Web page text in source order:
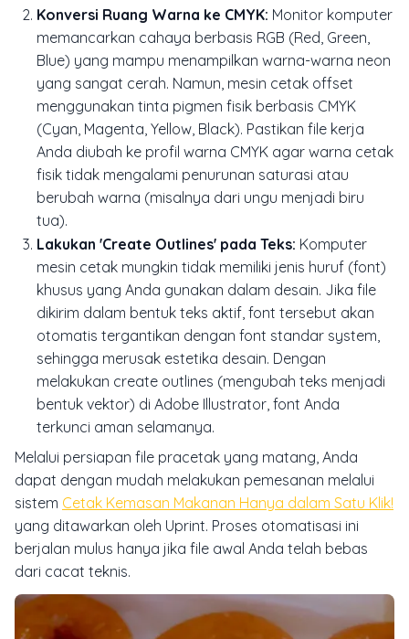
Konversi Ruang Warna ke CMYK: Monitor komputer
memancarkan cahaya berbasis RGB (Red, Green,
Blue) yang mampu menampilkan warna-warna neon
yang sangat cerah. Namun, mesin cetak offset
menggunakan tinta pigmen fisik berbasis CMYK
(Cyan, Magenta, Yellow, Black). Pastikan file kerja
Anda diubah ke profil warna CMYK agar warna cetak
fisik tidak mengalami penurunan saturasi atau
berubah warna (misalnya dari ungu menjadi biru
tua).
Lakukan 'Create Outlines' pada Teks: Komputer
mesin cetak mungkin tidak memiliki jenis huruf (font)
khusus yang Anda gunakan dalam desain. Jika file
dikirim dalam bentuk teks aktif, font tersebut akan
otomatis tergantikan dengan font standar system,
sehingga merusak estetika desain. Dengan
melakukan create outlines (mengubah teks menjadi
bentuk vektor) di Adobe Illustrator, font Anda
terkunci aman selamanya.
Melalui persiapan file pracetak yang matang, Anda
dapat dengan mudah melakukan pemesanan melalui
sistem Cetak Kemasan Makanan Hanya dalam Satu Klik!
yang ditawarkan oleh Uprint. Proses otomatisasi ini
berjalan mulus hanya jika file awal Anda telah bebas
dari cacat teknis.